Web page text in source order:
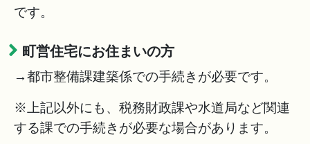
です。
町営住宅にお住まいの方
→都市整備課建築係での手続きが必要です。
※上記以外にも、税務財政課や水道局など関連
する課での手続きが必要な場合があります。